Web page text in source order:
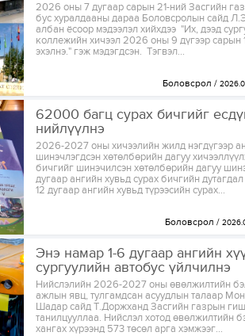
2026 оны 7 дугаар сарын 21-ний Засгийн
бус хуралдааны дараа Боловсролын сайд
албан ёсоор мэдээлэл хийхдээ "Их, дээд
коллежийн хичээл 2026 оны 9 дүгээр сарын
эхэлнэ." гэж мэдэгдсэн. Тэгвэл...
Боловсрол
62000 багц сурах бичгийг
нийлүүлнэ
2026-2027 оны хичээлийн жилд нэгдүгээр
шинэчлэгдсэн хөтөлбөрийн дагуу
бичгийг шинэчилсэн хөтөлбөрийн дагуу
дугаар ангийн хувьд сурах бичгийн
12 дугаар ангийн хувьд түрээсийн сурах...
Боловсрол
Энэ намар 1-6 дугаар ангийн
сургуулийн автобус үйлчилнэ
Нийслэлийн 2026-2027 оны өвөлжилтийн
ажлын явц, тулгамдсан асуудлын талаар
Шадар сайд Т.Доржханд Засгийн газрын
танилцууллаа. Нийслэл хотод өвөлжилтийн
хангах хүрээнд 573 төсөл арга хэмжээг...